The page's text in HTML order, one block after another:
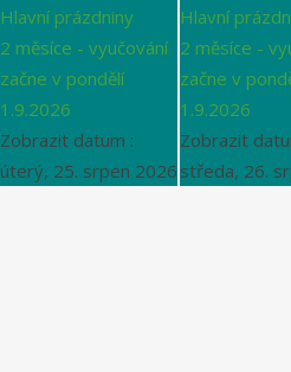
Hlavní prázdniny
2 měsíce - vyučování
začne v pondělí
1.9.2026
Zobrazit datum :
úterý, 25. srpen 2026
Hlavní
2 měsíce -
začne v
1.9.2026
Zobrazit
středa, 26.